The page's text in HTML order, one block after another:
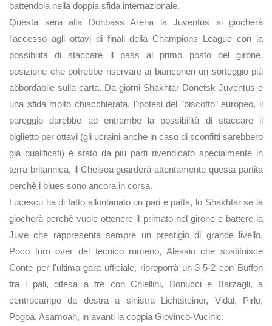
battendola nella doppia sfida internazionale.
Questa sera alla Donbass Arena la Juventus si giocherà
l'accesso agli ottavi di finali della Champions League con la
possibilità di staccare il pass al primo posto del girone,
posizione che potrebbe riservare ai bianconeri un sorteggio più
abbordabile sulla carta. Da giorni Shakhtar Donetsk-Juventus è
una sfida molto chiacchierata, l'ipotesi del "biscotto" europeo, il
pareggio darebbe ad entrambe la possibilità di staccare il
biglietto per ottavi (gli ucraini anche in caso di sconfitti sarebbero
già qualificati) è stato da più parti rivendicato specialmente in
terra britannica, il Chelsea guarderà attentamente questa partita
perchè i blues sono ancora in corsa.
Lucescu ha di fatto allontanato un pari e patta, lo Shakhtar se la
giocherà perchè vuole ottenere il primato nel girone e battere la
Juve che rappresenta sempre un prestigio di grande livello.
Poco turn over del tecnico rumeno, Alessio che sostituisce
Conte per l'ultima gara ufficiale, riproporrà un 3-5-2 con Buffon
fra i pali, difesa a tre con Chiellini, Bonucci e Barzagli, a
centrocampo da destra a sinistra Lichtsteiner, Vidal, Pirlo,
Pogba, Asamoah, in avanti la coppia Giovinco-Vucinic.